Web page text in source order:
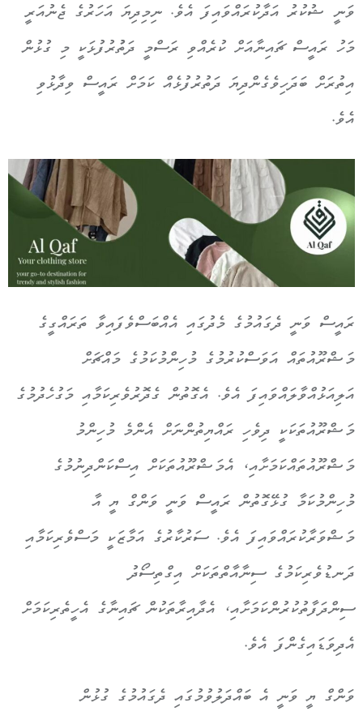
ވަނީ ޝުކުރު އަދާކުރައްވައިފަ އެވެ. ނިމިދިޔަ އަހަރުގެ ޖެނުއަރީ
މަހު ރައީސް ޗައިނާއަށް ކުރެއްވި ރަސްމީ ދަތުުރުފުޅަކީ މި ގުޅުން
އިތުރަށް ބަދަހިވެގެންދިޔަ ދަތުރުފުޅެއް ކަމަށް ރައީސް ވިދާޅުވި
އެވެ.
ރައީސް ވަނީ ދެގައުމުގެ މެދުގައި އެއްބަސްވެފައިވާ ތަރައްގީގެ
މަޝްރޫއުތައް އަވަސްކުރުމުގެ މުހިންމުކަމުގެ މައްޗަށް
އަލިއަޅުއްވާލައްވައިފަ އެވެ. އެގޮތުން ގެދޮރުވެރިކަމާއި މަގުހެދުމުގެ
މަޝްރޫއުތަކަކީ ދިވެހި ރައްޔިތުންނަށް އެންމެ މުހިންމު
މަޝްރޫއުތައްކަމަށާއި، އެމަޝްރޫއުތަކަށް އިސްކަންދިނުމުގެ
މުހިންމުކަމާ ގުޅޭގޮތުން ރައީސް ވަނީ ވަންގް ޔީ އާ
މަޝްވަރާކުރައްވައިފަ އެވެ. ސަރުކާރުގެ އަމާޒަކީ މަސްވެރިކަމާއި
ދަނޑުވެރިކަމުގެ ސިނާއާތްތަކަށް އިގްތިސޯދު
ސިންދަފާތުކުރުންކަމަށާއި، އެދާއިރާތަކުން ޗައިނާގެ އެހީތެރިކަމަށް
އެދިވަޑައިގެންފަ އެވެ.
ވަންގް ޔީ ވަނީ އެ ބައްދަލުވުމުގައި ދެގައުމުގެ ގުޅުން